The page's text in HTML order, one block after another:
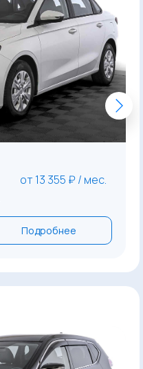
от 13 355 ₽ / мес.
Подробнее